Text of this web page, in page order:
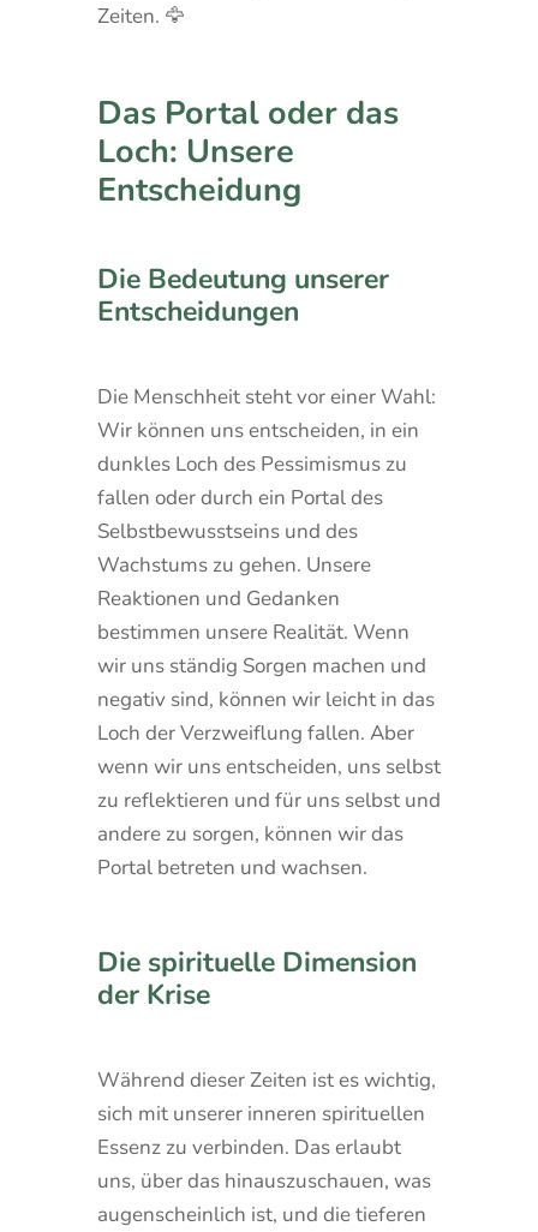
Zeiten. 🦅
Das Portal oder das
Loch: Unsere
Entscheidung
Die Bedeutung unserer
Entscheidungen
Die Menschheit steht vor einer Wahl:
Wir können uns entscheiden, in ein
dunkles Loch des Pessimismus zu
fallen oder durch ein Portal des
Selbstbewusstseins und des
Wachstums zu gehen. Unsere
Reaktionen und Gedanken
bestimmen unsere Realität. Wenn
wir uns ständig Sorgen machen und
negativ sind, können wir leicht in das
Loch der Verzweiflung fallen. Aber
wenn wir uns entscheiden, uns selbst
zu reflektieren und für uns selbst und
andere zu sorgen, können wir das
Portal betreten und wachsen.
Die spirituelle Dimension
der Krise
Während dieser Zeiten ist es wichtig,
sich mit unserer inneren spirituellen
Essenz zu verbinden. Das erlaubt
uns, über das hinauszuschauen, was
augenscheinlich ist, und die tieferen